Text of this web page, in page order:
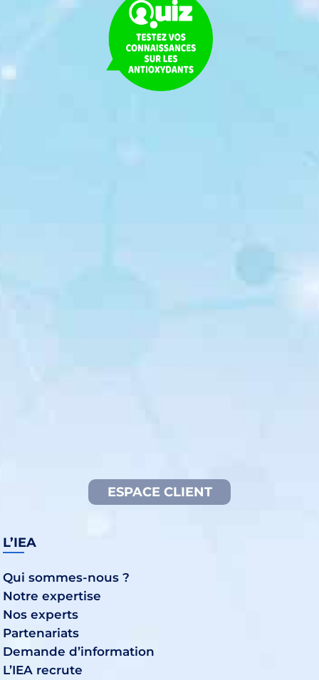
ESPACE CLIENT
L’IEA
Qui sommes-nous ?
Notre expertise
Nos experts
Partenariats
Demande d’information
L’IEA recrute